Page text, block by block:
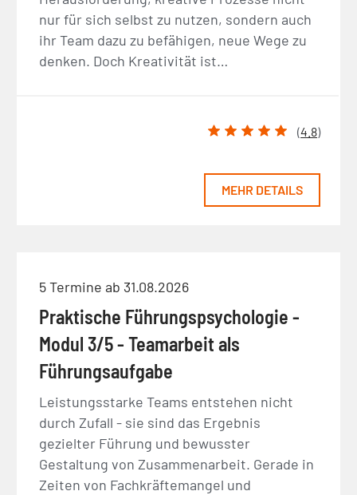
nur für sich selbst zu nutzen, sondern auch
ihr Team dazu zu befähigen, neue Wege zu
denken. Doch Kreativität ist…
(4.8)
MEHR DETAILS
5 Termine ab 31.08.2026
Praktische Führungspsychologie -
Modul 3/5 - Teamarbeit als
Führungsaufgabe
Leistungsstarke Teams entstehen nicht
durch Zufall - sie sind das Ergebnis
gezielter Führung und bewusster
Gestaltung von Zusammenarbeit. Gerade in
Zeiten von Fachkräftemangel und